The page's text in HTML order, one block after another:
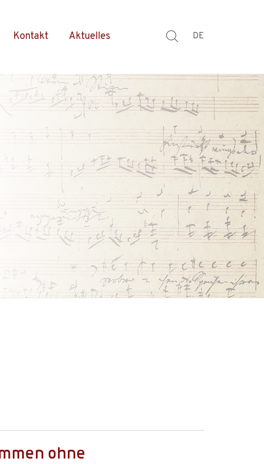
Kontakt Aktuelles DE
ohne